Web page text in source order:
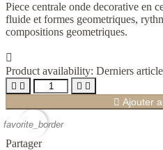
Piece centrale onde decorative en
fluide et formes geometriques,
compositions geometriques.

Product availability: Derniers
   
 Ajouter
favorite_border
Partager